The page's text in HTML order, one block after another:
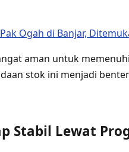
Ogah di Banjar,
aman untuk
stok ini menjadi
Stabil Lewat